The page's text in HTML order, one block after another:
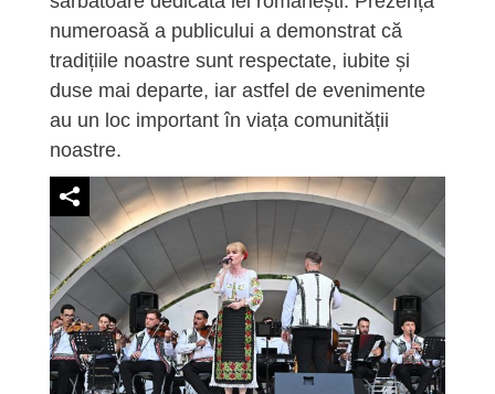
numeroasă a publicului a demonstrat că
tradițiile noastre sunt respectate, iubite și
duse mai departe, iar astfel de evenimente
au un loc important în viața comunității
noastre.